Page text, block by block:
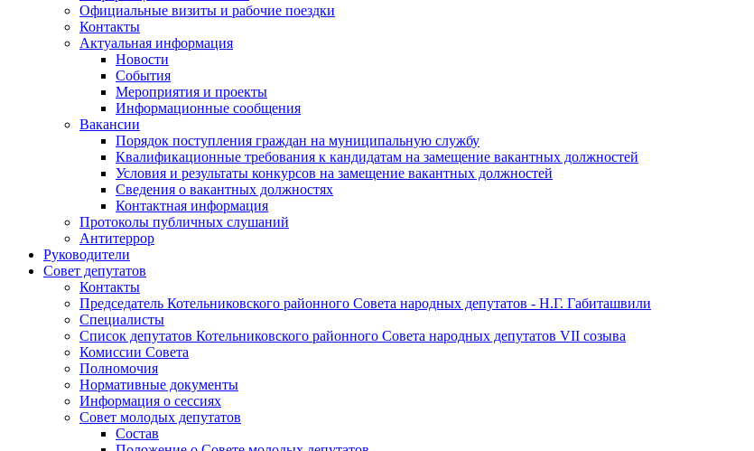
Официальные визиты и рабочие поездки
Контакты
Актуальная информация
Новости
События
Мероприятия и проекты
Информационные сообщения
Вакансии
Порядок поступления граждан на муниципальную службу
Квалификационные требования к кандидатам на замещение вакантных должностей
Условия и результаты конкурсов на замещение вакантных должностей
Сведения о вакантных должностях
Контактная информация
Протоколы публичных слушаний
Антитеррор
Руководители
Совет депутатов
Контакты
Председатель Котельниковского районного Совета народных депутатов - Н.Г. Габиташвили
Специалисты
Список депутатов Котельниковского районного Совета народных депутатов VII созыва
Комиссии Совета
Полномочия
Нормативные документы
Информация о сессиях
Совет молодых депутатов
Состав